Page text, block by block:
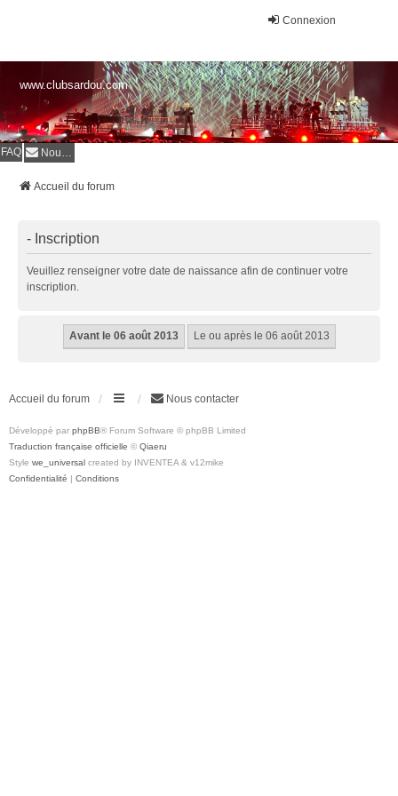
Connexion
www.clubsardou.com
FAQ Nous contacter
Accueil du forum
- Inscription
Veuillez renseigner votre date de naissance afin de continuer votre
inscription.
Accueil du forum Nous contacter
Développé par phpBB® Forum Software © phpBB Limited
Traduction française officielle © Qiaeru
Style we_universal created by INVENTEA & v12mike
Confidentialité | Conditions